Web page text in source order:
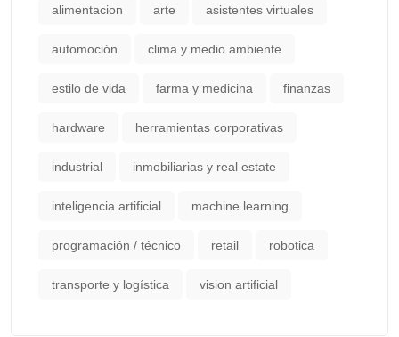
alimentacion arte asistentes virtuales
automoción clima y medio ambiente
estilo de vida farma y medicina finanzas
hardware herramientas corporativas
industrial inmobiliarias y real estate
inteligencia artificial machine learning
programación / técnico retail robotica
transporte y logística vision artificial